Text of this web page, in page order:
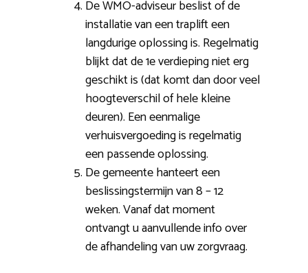
De WMO-adviseur beslist of de
installatie van een traplift een
langdurige oplossing is. Regelmatig
blijkt dat de 1e verdieping niet erg
geschikt is (dat komt dan door veel
hoogteverschil of hele kleine
deuren). Een eenmalige
verhuisvergoeding is regelmatig
een passende oplossing.
De gemeente hanteert een
beslissingstermijn van 8 – 12
weken. Vanaf dat moment
ontvangt u aanvullende info over
de afhandeling van uw zorgvraag.